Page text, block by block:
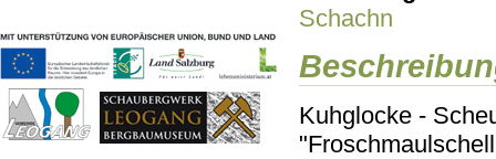
Schachn
Kuhglocke -